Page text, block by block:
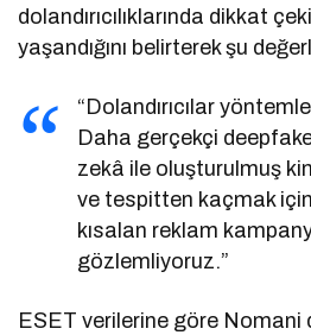
dolandırıcılıklarında dikkat
yaşandığını belirterek şu
“Dolandırıcılar
Daha gerçekçi
zekâ ile oluşturulmuş
ve tespitten kaçmak
kısalan reklam
gözlemliyoruz.”
ESET verilerine göre Nomani